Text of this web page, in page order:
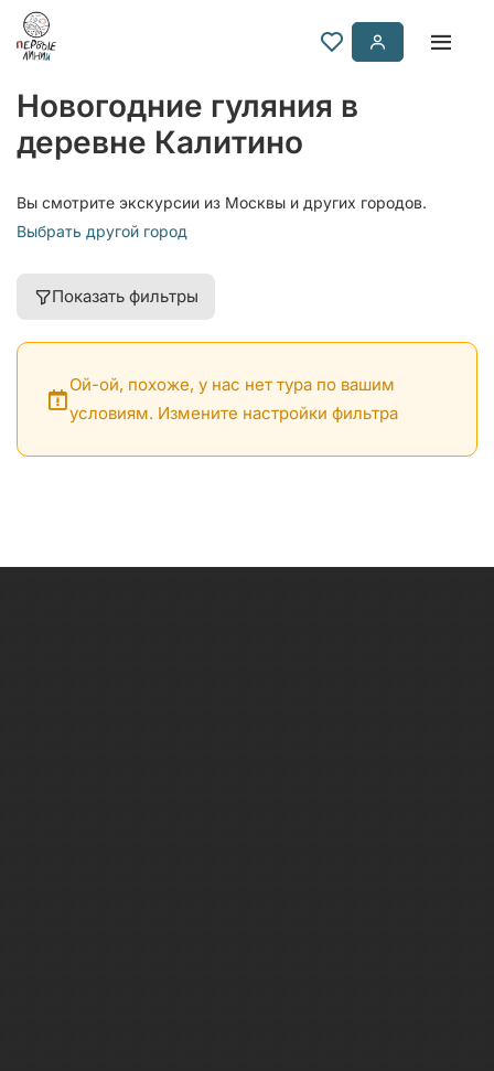
Новогодние гуляния в
деревне Калитино
Вы смотрите экскурсии из Москвы и других городов.
Выбрать другой город
Показать фильтры
Ой-ой, похоже, у нас нет тура по вашим
условиям. Измените настройки фильтра